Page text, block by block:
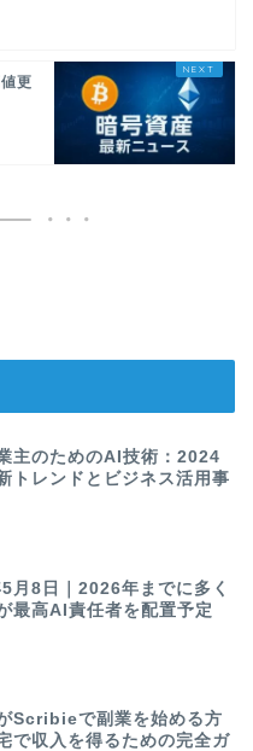
更
主のためのAI技術：2024
トレンドとビジネス活用事
月8日｜2026年までに多く
最高AI責任者を配置予定
Scribieで副業を始める方
で収入を得るための完全ガ